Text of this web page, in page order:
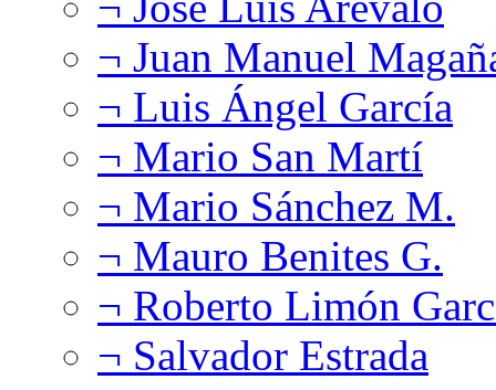
¬ Juan Manuel
¬ Luis Ángel García
¬ Mario San Martí
¬ Mario Sánchez M.
¬ Mauro Benites G.
¬ Roberto Limón
¬ Salvador Estrada